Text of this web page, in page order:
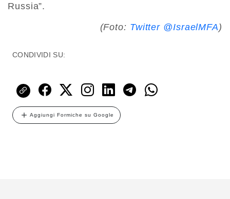
Russia”.
(Foto: Twitter @IsraelMFA)
CONDIVIDI SU:
Aggiungi Formiche su Google